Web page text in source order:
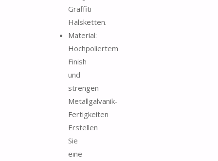
Graffiti-
Halsketten.
Material:
Hochpoliertem
Finish
und
strengen
Metallgalvanik-
Fertigkeiten
Erstellen
Sie
eine